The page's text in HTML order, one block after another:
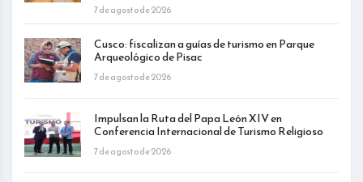
7 de agosto de 2026
Cusco: fiscalizan a guías de turismo en Parque
Arqueológico de Pisac
7 de agosto de 2026
Impulsan la Ruta del Papa León XIV en
Conferencia Internacional de Turismo Religioso
7 de agosto de 2026